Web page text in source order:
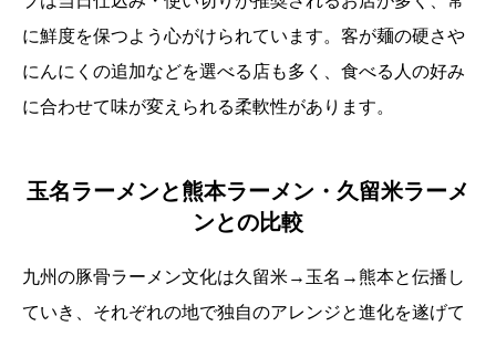
に鮮度を保つよう心がけられています。客が麺の硬さや
にんにくの追加などを選べる店も多く、食べる人の好み
に合わせて味が変えられる柔軟性があります。
玉名ラーメンと熊本ラーメン・久留米ラーメ
ンとの比較
九州の豚骨ラーメン文化は久留米→玉名→熊本と伝播し
ていき、それぞれの地で独自のアレンジと進化を遂げて